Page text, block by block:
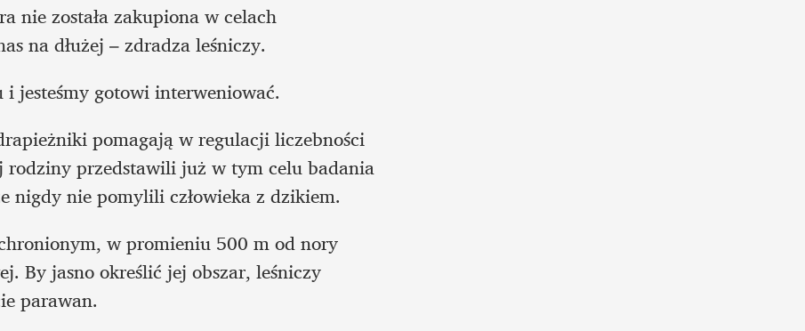
nie została zakupiona w celach
na dłużej – zdradza leśniczy.
jesteśmy gotowi interweniować.
pomagają w regulacji liczebności
rodziny przedstawili już w tym celu badania
nigdy nie pomylili człowieka z dzikiem.
w promieniu 500 m od nory
By jasno określić jej obszar, leśniczy
parawan.